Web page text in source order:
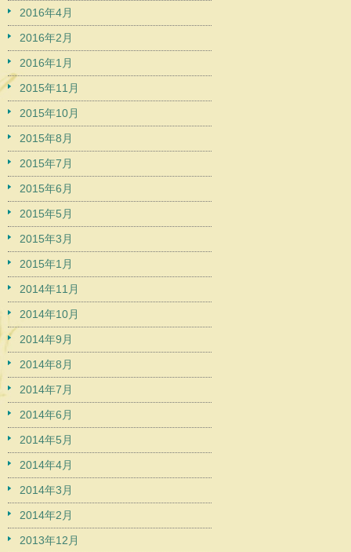
2016年4月
2016年2月
2016年1月
2015年11月
2015年10月
2015年8月
2015年7月
2015年6月
2015年5月
2015年3月
2015年1月
2014年11月
2014年10月
2014年9月
2014年8月
2014年7月
2014年6月
2014年5月
2014年4月
2014年3月
2014年2月
2013年12月